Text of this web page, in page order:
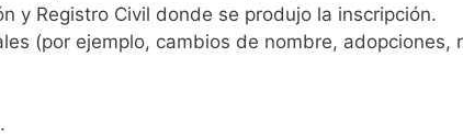
y Registro Civil donde se produjo la inscripción.
(por ejemplo, cambios de nombre,